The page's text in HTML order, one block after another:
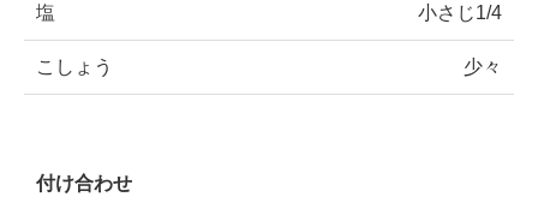
塩 小さじ1/4
こしょう 少々
付け合わせ